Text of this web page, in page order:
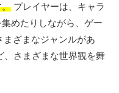
。 プレイヤーは、キャラ
めたりしながら、ゲー
まざまなジャンルがあ
、さまざまな世界観を舞